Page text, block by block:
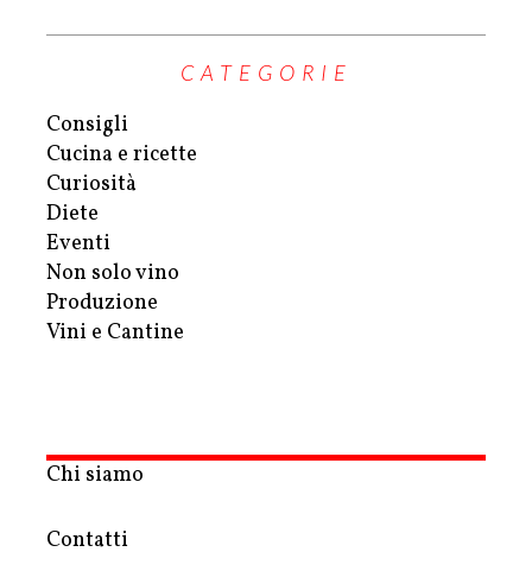
CATEGORIE
Consigli
Cucina e ricette
Curiosità
Diete
Eventi
Non solo vino
Produzione
Vini e Cantine
Chi siamo
Contatti